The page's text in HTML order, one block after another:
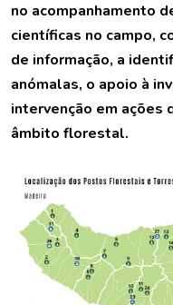
no acompanhamento
científicas no campo,
de informação, a
anómalas, o apoio à
intervenção em ações
âmbito florestal.